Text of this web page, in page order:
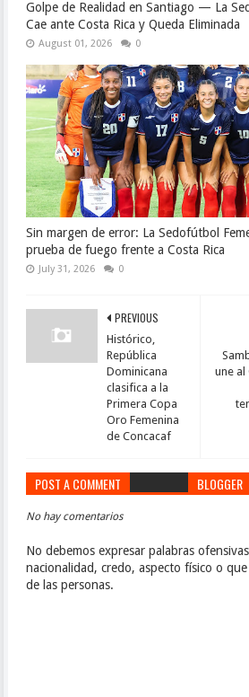
Golpe de Realidad en Santiago — La
Cae ante Costa Rica y Queda Eliminada
August 01, 2026 0
Sin margen de error: La Sedofútbol
prueba de fuego frente a Costa Rica
July 31, 2026 0
une al
PREVIOUS
Histórico,
República
Dominicana
clasifica a la
Primera Copa
Oro Femenina
de Concacaf
POST A COMMENT BLOGGER
No hay comentarios
No debemos expresar palabras
nacionalidad, credo, aspecto físico o
de las personas.